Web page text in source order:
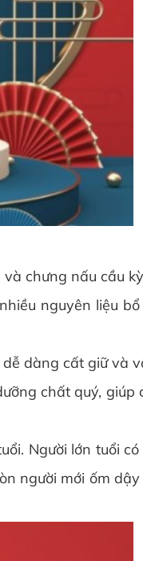
chưng nấu cầu
nguyên liệu
dàng cất giữ và
chất quý, giúp
Người lớn tuổi
người mới ốm